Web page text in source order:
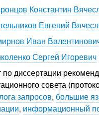
Константин
Евгений
Иван
Сергей Игоревич
по диссертации
совета
запросов, большие
, информационный